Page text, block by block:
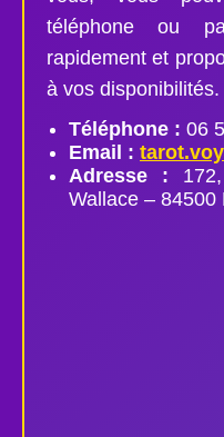
téléphone ou
rapidement et
à vos disponibilités.
Téléphone : 06
Email :
Adresse :
Wallace – 84500